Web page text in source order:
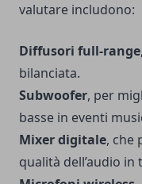
valutare includono:
Diffusori full-range
bilanciata.
Subwoofer, per
basse in eventi
Mixer digitale, che
qualità dell’audio in